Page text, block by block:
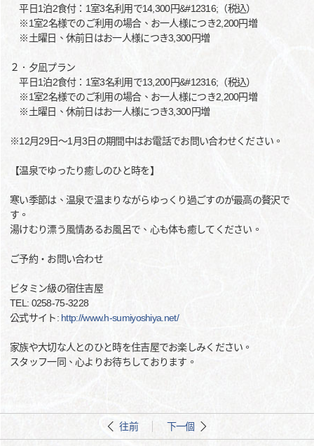
平日1泊2食付：1室3名利用で14,300円&#12316;（税込）
※1室2名様でのご利用の場合、お一人様につき2,200円増
※土曜日、休前日はお一人様につき3,300円増
２．夕凪プラン
平日1泊2食付：1室3名利用で13,200円&#12316;（税込）
※1室2名様でのご利用の場合、お一人様につき2,200円増
※土曜日、休前日はお一人様につき3,300円増
※12月29日～1月3日の期間中はお電話でお問い合わせください。
【温泉でゆったり癒しのひと時を】
寒い季節は、温泉で温まりながらゆっくり過ごすのが最高の贅沢で
す。
湯けむり漂う風情あるお風呂で、心も体も癒してください。
ご予約・お問い合わせ
ビタミン級の宿住吉屋
TEL: 0258-75-3228
公式サイト: http://www.h-sumiyoshiya.net/
家族や大切な人とのひと時を住吉屋でお楽しみください。
スタッフ一同、心よりお待ちしております。
往前 下一個